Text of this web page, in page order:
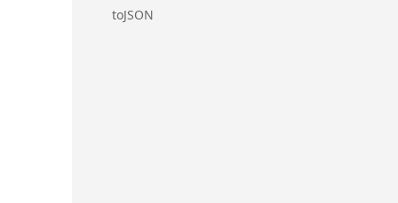
toJSON